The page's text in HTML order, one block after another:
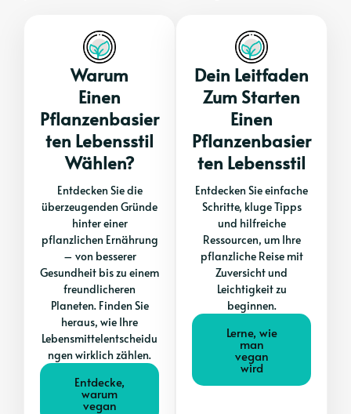
Warum
Einen
Pflanzenbasier
Ten Lebensstil
Wählen?
Entdecken Sie die
überzeugenden Gründe
hinter einer
pflanzlichen Ernährung
– von besserer
Gesundheit bis zu einem
freundlicheren
Planeten. Finden Sie
heraus, wie Ihre
Lebensmittelentscheidu
ngen wirklich zählen.
Entdecke,
warum
vegan
Dein Leitfaden
Zum Starten
Einen
Pflanzenbasier
Ten Lebensstil
Entdecken Sie einfache
Schritte, kluge Tipps
und hilfreiche
Ressourcen, um Ihre
pflanzliche Reise mit
Zuversicht und
Leichtigkeit zu
beginnen.
Lerne, wie
man
vegan
wird